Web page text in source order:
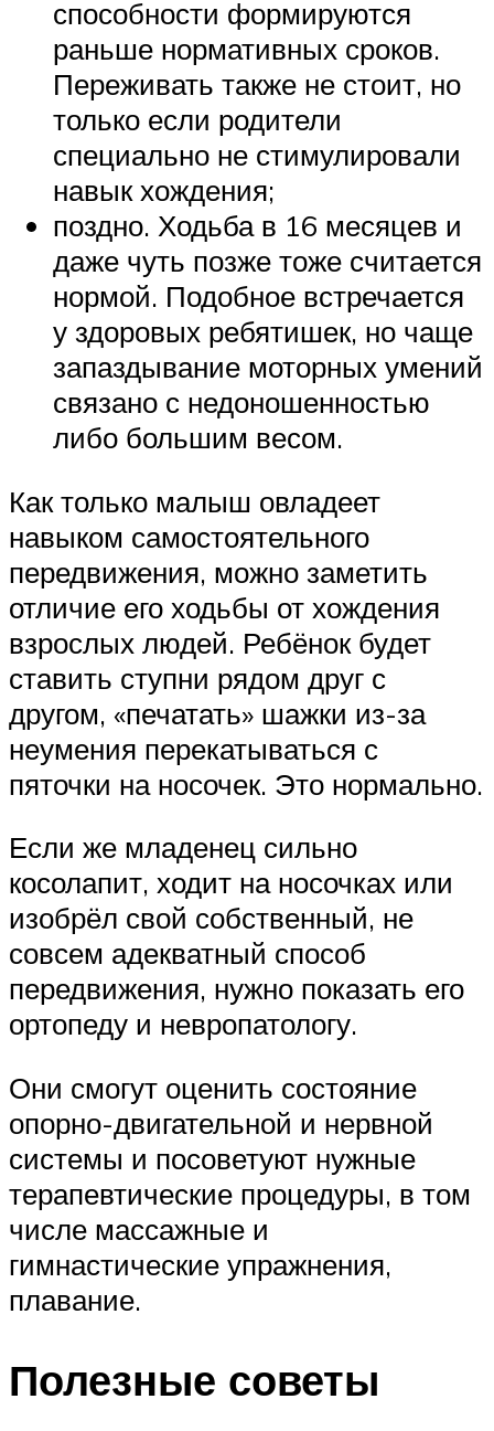
способности формируются
раньше нормативных сроков.
Переживать также не стоит, но
только если родители
специально не стимулировали
навык хождения;
поздно. Ходьба в 16 месяцев и
даже чуть позже тоже считается
нормой. Подобное встречается
у здоровых ребятишек, но чаще
запаздывание моторных умений
связано с недоношенностью
либо большим весом.
Как только малыш овладеет
навыком самостоятельного
передвижения, можно заметить
отличие его ходьбы от хождения
взрослых людей. Ребёнок будет
ставить ступни рядом друг с
другом, «печатать» шажки из-за
неумения перекатываться с
пяточки на носочек. Это нормально.
Если же младенец сильно
косолапит, ходит на носочках или
изобрёл свой собственный, не
совсем адекватный способ
передвижения, нужно показать его
ортопеду и невропатологу.
Они смогут оценить состояние
опорно-двигательной и нервной
системы и посоветуют нужные
терапевтические процедуры, в том
числе массажные и
гимнастические упражнения,
плавание.
Полезные советы